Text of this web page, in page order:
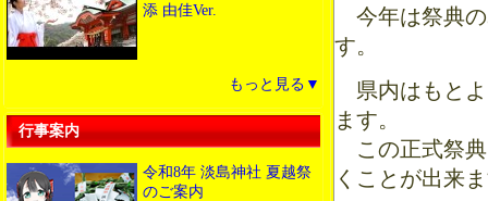
添 由佳Ver.
もっと見る▼
行事案内
令和8年 淡島神社 夏越祭
のご案内
今年は祭典の
す。
県内はもとよ
ます。
この正式祭典
くことが出来